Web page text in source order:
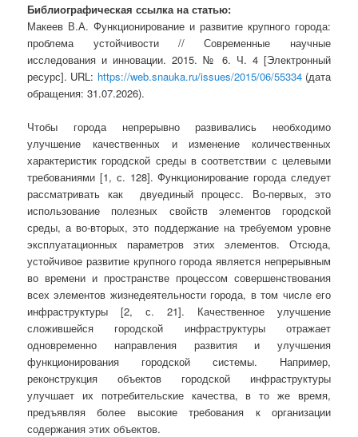
Библиографическая ссылка на статью:
Макеев В.А. Функционирование и развитие крупного города:
проблема устойчивости // Современные научные
исследования и инновации. 2015. № 6. Ч. 4 [Электронный
ресурс]. URL: https://web.snauka.ru/issues/2015/06/55334(дата
обращения: 31.07.2026).
Чтобы города непрерывно развивались необходимо
улучшение качественных и изменение количественных
характеристик городской среды в соответствии с целевыми
требованиями [1, с. 128]. Функционирование города следует
рассматривать как
двуединый процесс. Во-первых, это
использование полезных свойств элементов городской
среды, а во-вторых, это поддержание на требуемом уровне
эксплуатационных параметров этих элементов. Отсюда,
устойчивое развитие крупного города является непрерывным
во времени и пространстве процессом совершенствования
всех элементов жизнедеятельности города, в том числе его
инфраструктуры [2, с. 21]. Качественное улучшение
сложившейся городской инфраструктуры отражает
одновременно направления развития и улучшения
функционирования городской системы. Например,
реконструкция объектов городской инфраструктуры
улучшает их потребительские качества, в то же время,
предъявляя более высокие требования к организации
содержания этих объектов.